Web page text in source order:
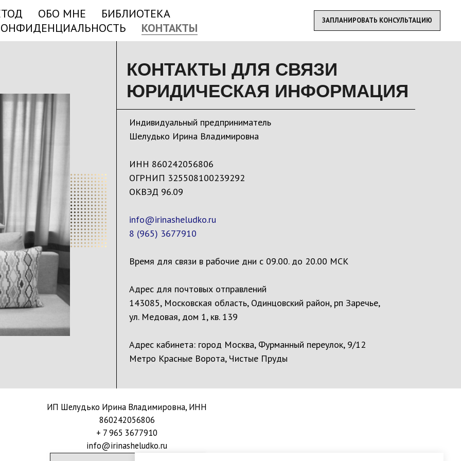
ОБО МНЕ
БИБЛИОТЕКА
КОНТАКТЫ
ЗАПЛАНИРОВАТЬ КОНСУЛЬТАЦИЮ
КОНТАКТЫ ДЛЯ СВЯЗИ
ЮРИДИЧЕСКАЯ ИНФОРМАЦИЯ
Индивидуальный предприниматель
Шелудько Ирина Владимировна
ИНН 860242056806
ОГРНИП 325508100239292
ОКВЭД 96.09
info@irinasheludko.ru
8 (965) 3677910
Время для связи в рабочие дни с 09.00. до 20.00 МСК
Адрес для почтовых отправлений
143085, Московская область, Одинцовский район, рп Заречье,
ул. Медовая, дом 1, кв. 139
Адрес кабинета: город Москва, Фурманный переулок, 9/12
Метро Красные Ворота, Чистые Пруды
860242056806
+ 7 965 3677910
info@irinasheludko.ru
ЗАПЛАНИРОВАТЬ КОНСУЛЬТАЦИЮ